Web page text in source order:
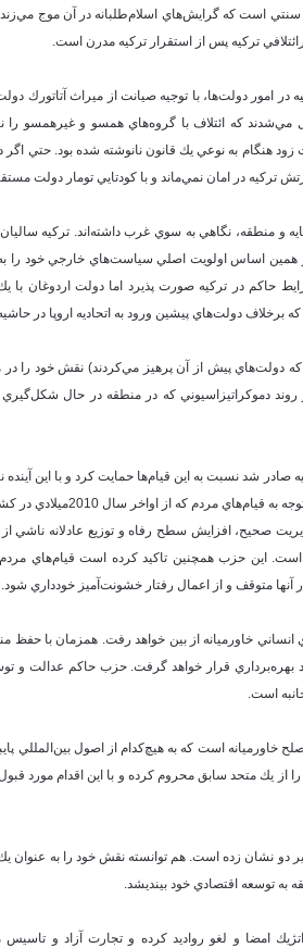
است كه گرايش‌هاي اسلام‌طلبانه در آن موج
تركيه پس از استقرار تركيه مدرن است.
امور دولت‌ها، با توجيه صيانت از ميراث آتاتورك
مي‌شدند كه ائتلاف با گروه‌هاي همسو و غيرهمسو را
هنگام به نوعي يك قانون نانوشته شده بود. حتي
تركيه در امان نمي‌ماند و با كودتايي تومار دولت
و منطقه، نگاهي به سوي غرب داشته‌اند. تركيه
همين اساس اولويت اصلي سياست‌هاي خارجي خود را
حاكم در تركيه صورت پذيرد اما دولت اردوغان با
دولت‌هاي پيشين ورود به اتحاديه اروپا در
دولت‌هاي پيش از آن پرهيز مي‌كردند) نقش خود را در
دموكراتيزاسيوني كه در منطقه در حال
صادر شد نسبت به اين قيام‌ها حمايت كرد و با اين
در منطقه نقش خود را حفظ كند. در بيانيه
صحيح، افزايش سطح رفاه و توزيع عادلانه ناشي
اين حزب همچنين تاكيد كرده است قيام‌هاي مردم
متوقف و از اعمال رفتار خشونت‌آميز خودداري شود.
خاورميانه از بين خواهد رفت. همزمان با حفظ
قرار خواهد گرفت. حزب حاكم عدالت و
است.
خاورميانه است كه به هيچ‌كدام از اصول بين‌المللي
از يك متحد سابق محروم كرده و با اين اقدام مورد
دو نشان زده است. هم توانسته نقش خود را به عنوان
به توسعه اقتصادي خود بينديشد.
امضا و لغو رواديد كرده و تجارت آزاد و